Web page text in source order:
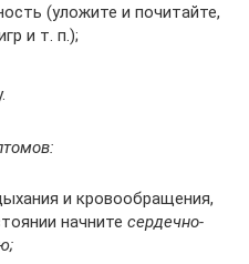
(уложите и почитайте,
и т. п.);
и кровообращения,
начните сердечно-